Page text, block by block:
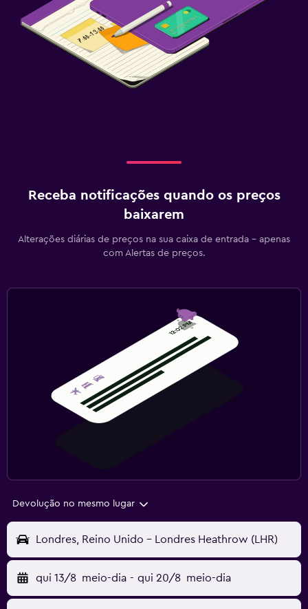
Receba notificações quando os preços
baixarem
Alterações diárias de preços na sua caixa de entrada - apenas
com Alertas de preços.
Devolução no mesmo lugar
Londres, Reino Unido - Londres Heathrow (LHR)
qui 13/8 meio-dia - qui 20/8 meio-dia